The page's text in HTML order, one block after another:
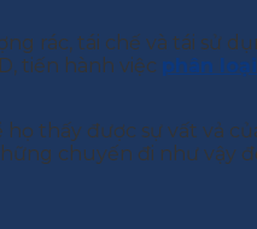
rác, tái chế và tái sử
tiến hành việc phân
họ thấy được sự vất vả
chuyến đi như vậy